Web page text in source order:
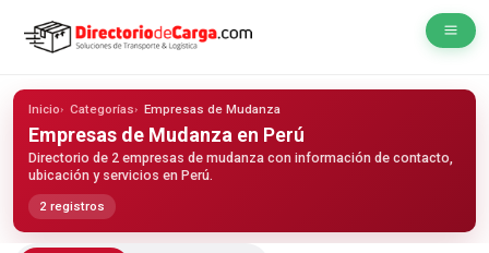
Inicio Categorías Empresas de Mudanza
Empresas de Mudanza en Perú
Directorio de 2 empresas de mudanza con información de contacto,
ubicación y servicios en Perú.
2 registros